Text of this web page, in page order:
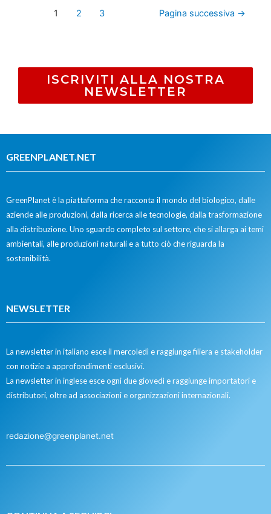
1 2 3 Pagina successiva →
ISCRIVITI ALLA NOSTRA
NEWSLETTER
GREENPLANET.NET
GreenPlanet è la piattaforma che racconta il mondo del biologico, dalle
aziende alle produzioni, dalla ricerca alle tecnologie, dalla trasformazione
alla distribuzione. Uno sguardo completo sul settore, che si allarga ai temi
ambientali, alle produzioni naturali e a tutto ciò che riguarda la
sostenibilità.
NEWSLETTER
La newsletter in italiano esce il mercoledì e raggiunge filiera e stakeholder
con notizie a approfondimenti esclusivi.
La newsletter in inglese esce ogni due giovedì e raggiunge importatori e
distributori, oltre ad associazioni e organizzazioni internazionali.
redazione@greenplanet.net